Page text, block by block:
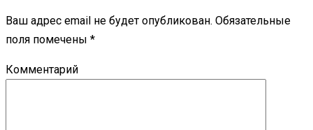
Ваш адрес email не будет опубликован. Обязательные
поля помечены *
Комментарий